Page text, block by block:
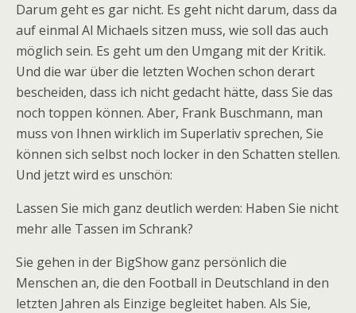
Darum geht es gar nicht. Es geht nicht darum, dass da
auf einmal Al Michaels sitzen muss, wie soll das auch
möglich sein. Es geht um den Umgang mit der Kritik.
Und die war über die letzten Wochen schon derart
bescheiden, dass ich nicht gedacht hätte, dass Sie das
noch toppen können. Aber, Frank Buschmann, man
muss von Ihnen wirklich im Superlativ sprechen, Sie
können sich selbst noch locker in den Schatten stellen.
Und jetzt wird es unschön:
Lassen Sie mich ganz deutlich werden: Haben Sie nicht
mehr alle Tassen im Schrank?
Sie gehen in der BigShow ganz persönlich die
Menschen an, die den Football in Deutschland in den
letzten Jahren als Einzige begleitet haben. Als Sie,